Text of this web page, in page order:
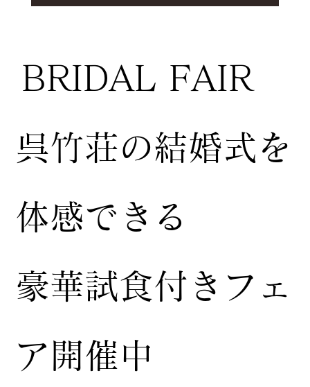
BRIDAL FAIR
​呉竹荘の結婚式を
体感できる
豪華試食付きフェ
ア開催中